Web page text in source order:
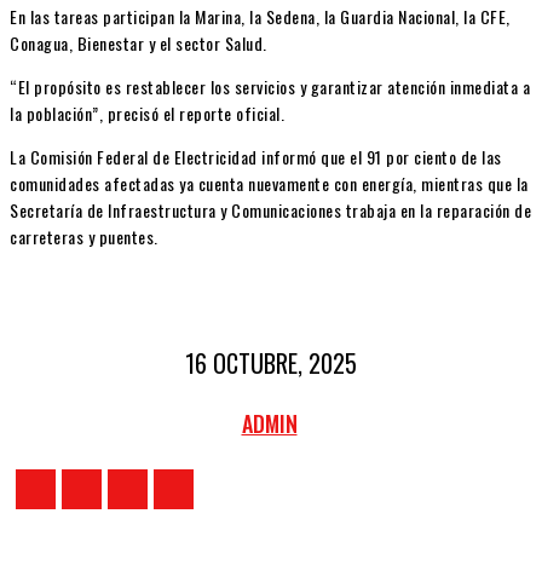
En las tareas participan la Marina, la Sedena, la Guardia Nacional, la CFE,
Conagua, Bienestar y el sector Salud.
“El propósito es restablecer los servicios y garantizar atención inmediata a
la población”, precisó el reporte oficial.
La Comisión Federal de Electricidad informó que el 91 por ciento de las
comunidades afectadas ya cuenta nuevamente con energía, mientras que la
Secretaría de Infraestructura y Comunicaciones trabaja en la reparación de
carreteras y puentes.
16 OCTUBRE, 2025
ADMIN